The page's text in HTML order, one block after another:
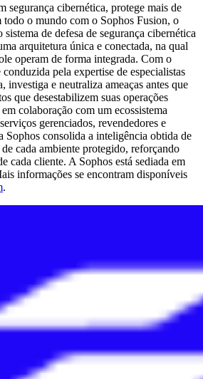
segurança cibernética, protege mais de
todo o mundo com o Sophos Fusion, o
de defesa de segurança cibernética
arquitetura única e conectada, na qual
operam de forma integrada. Com o
pela expertise de especialistas
investiga e neutraliza ameaças antes que
que desestabilizem suas operações
colaboração com um ecossistema
gerenciados, revendedores e
Sophos consolida a inteligência obtida de
de cada ambiente protegido, reforçando
cada cliente. A Sophos está sediada em
informações se encontram disponíveis
.